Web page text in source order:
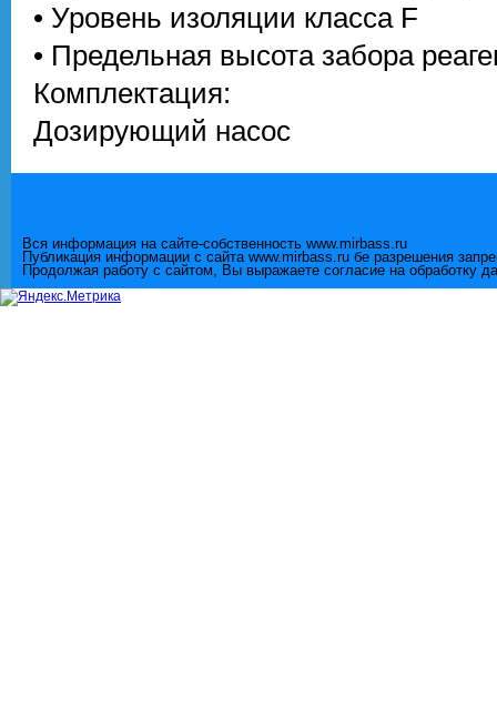
• Уровень изоляции класса F
• Предельная высота забора
Комплектация:
Дозирующий насос
Вся информация на сайте-собственность www.mirbass.ru
Публикация информации с сайта www.mirbass.ru бе разрешения
Продолжая работу с сайтом, Вы выражаете согласие на обработку